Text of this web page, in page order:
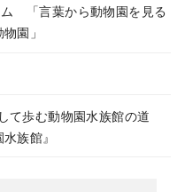
「言葉から動物園を見る
園」
て歩む動物園水族館の道
族館』